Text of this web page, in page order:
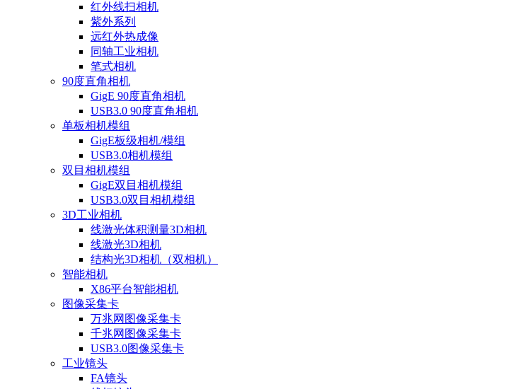
红外线扫相机
紫外系列
远红外热成像
同轴工业相机
笔式相机
90度直角相机
GigE 90度直角相机
USB3.0 90度直角相机
单板相机模组
GigE板级相机/模组
USB3.0相机模组
双目相机模组
GigE双目相机模组
USB3.0双目相机模组
3D工业相机
线激光体积测量3D相机
线激光3D相机
结构光3D相机（双相机）
智能相机
X86平台智能相机
图像采集卡
万兆网图像采集卡
千兆网图像采集卡
USB3.0图像采集卡
工业镜头
FA镜头